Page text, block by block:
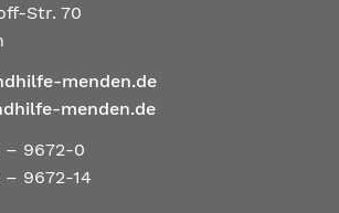
Str. 70
menden.de
menden.de
– 9672-0
– 9672-14